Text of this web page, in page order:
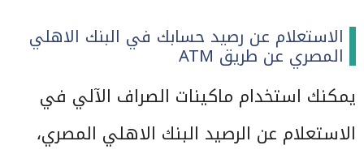
الاستعلام عن رصيد حسابك في البنك الاهلي
المصري عن طريق ATM
يمكنك استخدام ماكينات الصراف الآلي في
الاستعلام عن الرصيد البنك الاهلي المصري،